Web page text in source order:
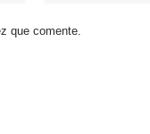
que comente.